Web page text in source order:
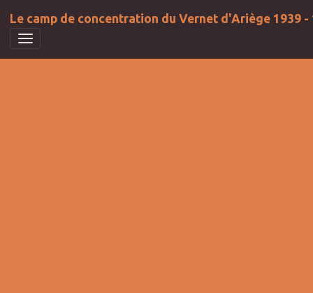
Le camp de concentration du Vernet d'Ariège 1939 -